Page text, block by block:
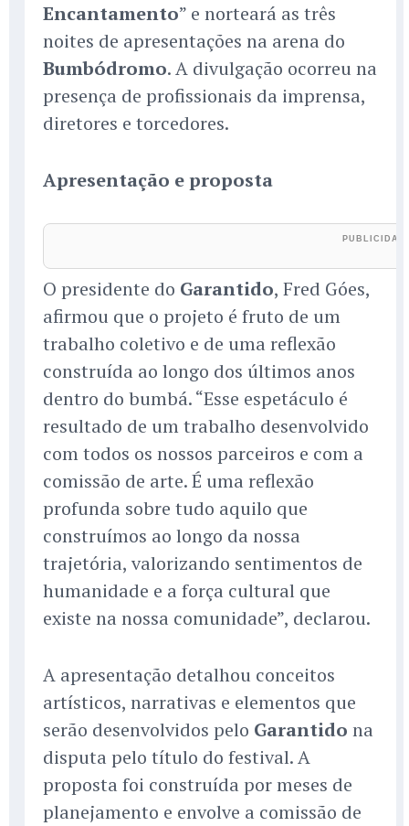
Encantamento” e norteará as três
noites de apresentações na arena do
Bumbódromo. A divulgação ocorreu na
presença de profissionais da imprensa,
diretores e torcedores.
Apresentação e proposta
O presidente do Garantido, Fred Góes,
afirmou que o projeto é fruto de um
trabalho coletivo e de uma reflexão
construída ao longo dos últimos anos
dentro do bumbá. “Esse espetáculo é
resultado de um trabalho desenvolvido
com todos os nossos parceiros e com a
comissão de arte. É uma reflexão
profunda sobre tudo aquilo que
construímos ao longo da nossa
trajetória, valorizando sentimentos de
humanidade e a força cultural que
existe na nossa comunidade”, declarou.
A apresentação detalhou conceitos
artísticos, narrativas e elementos que
serão desenvolvidos pelo Garantido na
disputa pelo título do festival. A
proposta foi construída por meses de
planejamento e envolve a comissão de